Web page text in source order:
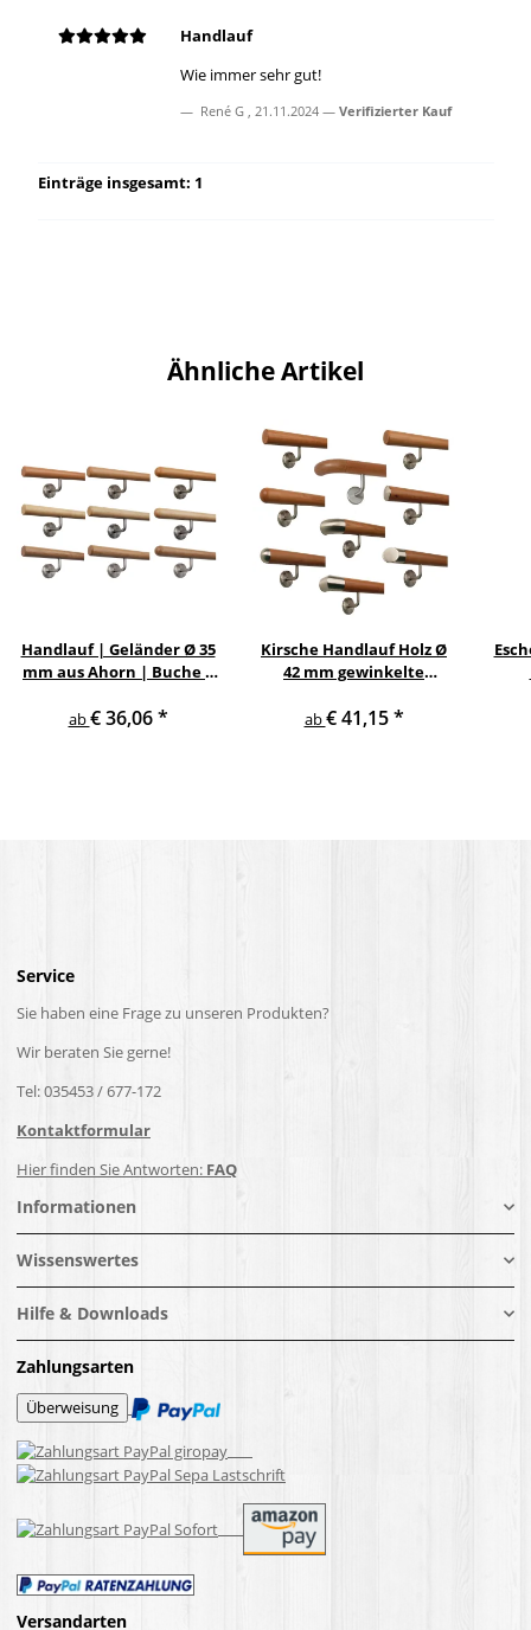
Handlauf
Wie immer sehr gut!
René G , 21.11.2024 Verifizierter Kauf
Einträge insgesamt: 1
Ähnliche Artikel
Handlauf | Geländer Ø 35
mm aus Ahorn | Buche |
Enden & Edelstahlhalter
ab€ 36,06*
Kirsche Handlauf Holz Ø
42 mm gewinkelte
Enden
ab€ 41,15*
Service
Sie haben eine Frage zu unseren Produkten?
Wir beraten Sie gerne!
Tel: 035453 / 677-172
Kontaktformular
Hier finden Sie Antworten: FAQ
Informationen
Wissenswertes
Hilfe & Downloads
Zahlungsarten
Versandarten